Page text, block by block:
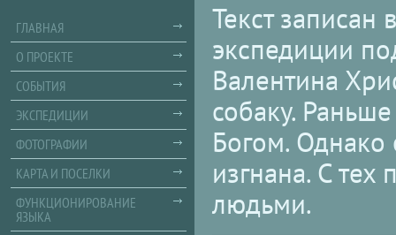
Текст записан
экспедиции
Валентина
собаку.
Богом. Однако
изгнана. С тех
людьми.
ГЛАВНАЯ
О ПРОЕКТЕ
СОБЫТИЯ
ЭКСПЕДИЦИИ
ФОТОГРАФИИ
КАРТА И ПОСЕЛКИ
ФУНКЦИОНИРОВАНИЕ
ЯЗЫКА